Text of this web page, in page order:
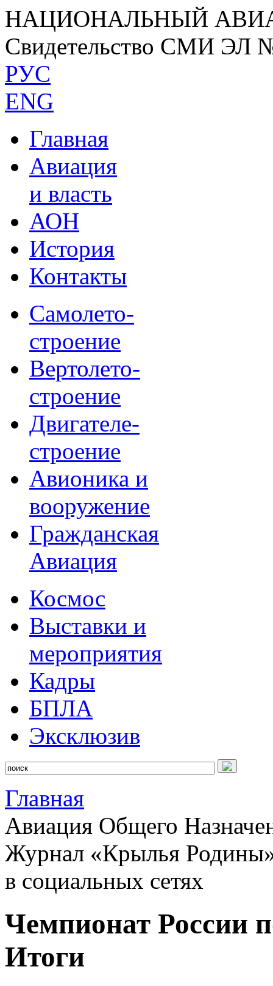
НАЦИОНАЛЬНЫЙ
Свидетельство СМИ ЭЛ
РУС
ENG
Главная
Авиация
и власть
АОН
История
Контакты
Самолето-
строение
Вертолето-
строение
Двигателе-
строение
Авионика и
вооружение
Гражданская
Авиация
Космос
Выставки и
мероприятия
Кадры
БПЛА
Эксклюзив
Главная
Авиация Общего
Журнал «Крылья
в социальных сетях
Чемпионат России
Итоги